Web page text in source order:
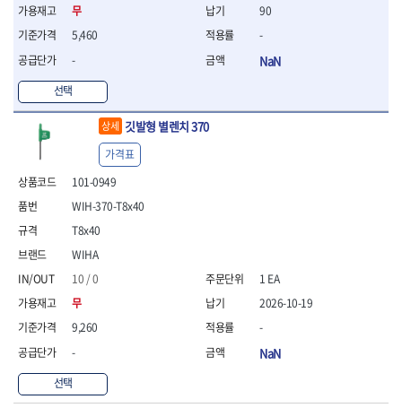
- 용접용품
- 빠루
- 커터칼
- 전지가위
- 목공톱
- 고지톱
- 다목적가위
- 휠메저
- 마킹
연마용품
- 조줄
- 조줄세트
- 판금줄홀더
무
5,460
-
선택
90
-
NaN
상세 깃발형 별렌치 370
101-0949
WIHA
10 / 0
무
9,260
-
선택
WIH-370-T8x40
T8x40
가격표
1 EA
2026-10-19
-
NaN